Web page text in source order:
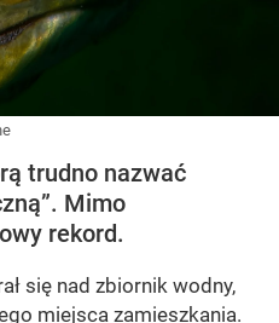
trudno nazwać
Mimo
rekord.
się nad zbiornik wodny,
miejsca zamieszkania.